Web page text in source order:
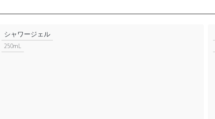
シャワージェル
250mL